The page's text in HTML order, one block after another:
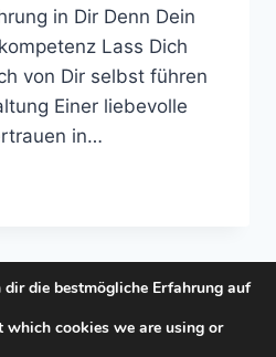
in Dir Denn Dein
Lass Dich
von Dir selbst führen
Einer liebevolle
in…
- WordPress Theme
die bestmögliche Erfahrung auf
which cookies we are using or